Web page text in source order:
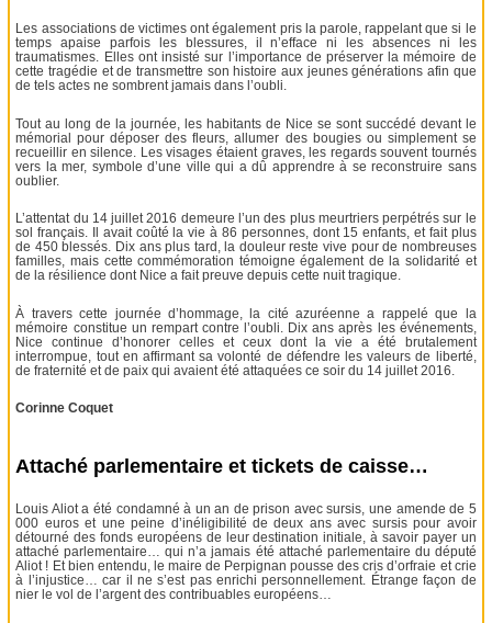
Les associations de victimes ont également pris la parole, rappelant que si le
temps apaise parfois les blessures, il n’efface ni les absences ni les
traumatismes. Elles ont insisté sur l’importance de préserver la mémoire de
cette tragédie et de transmettre son histoire aux jeunes générations afin que
de tels actes ne sombrent jamais dans l’oubli.
Tout au long de la journée, les habitants de Nice se sont succédé devant le
mémorial pour déposer des fleurs, allumer des bougies ou simplement se
recueillir en silence. Les visages étaient graves, les regards souvent tournés
vers la mer, symbole d’une ville qui a dû apprendre à se reconstruire sans
oublier.
L’attentat du 14 juillet 2016 demeure l’un des plus meurtriers perpétrés sur le
sol français. Il avait coûté la vie à 86 personnes, dont 15 enfants, et fait plus
de 450 blessés. Dix ans plus tard, la douleur reste vive pour de nombreuses
familles, mais cette commémoration témoigne également de la solidarité et
de la résilience dont Nice a fait preuve depuis cette nuit tragique.
À travers cette journée d’hommage, la cité azuréenne a rappelé que la
mémoire constitue un rempart contre l’oubli. Dix ans après les événements,
Nice continue d’honorer celles et ceux dont la vie a été brutalement
interrompue, tout en affirmant sa volonté de défendre les valeurs de liberté,
de fraternité et de paix qui avaient été attaquées ce soir du 14 juillet 2016.
Corinne Coquet
Attaché parlementaire et tickets de caisse…
Louis Aliot a été condamné à un an de prison avec sursis, une amende de 5
000 euros et une peine d’inéligibilité de deux ans avec sursis pour avoir
détourné des fonds européens de leur destination initiale, à savoir payer un
attaché parlementaire… qui n’a jamais été attaché parlementaire du député
Aliot ! Et bien entendu, le maire de Perpignan pousse des cris d’orfraie et crie
à l’injustice… car il ne s’est pas enrichi personnellement. Étrange façon de
nier le vol de l’argent des contribuables européens…